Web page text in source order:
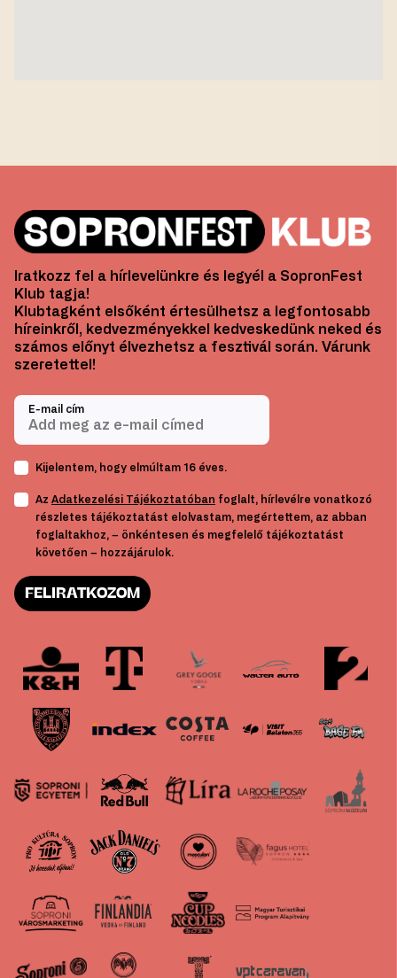
Iratkozz fel a hírlevelünkre és legyél a SopronFest
Klub tagja!
Klubtagként elsőként értesülhetsz a legfontosabb
híreinkről, kedvezményekkel kedveskedünk neked és
számos előnyt élvezhetsz a fesztivál során. Várunk
szeretettel!
E-mail cím
Kijelentem, hogy elmúltam 16 éves.
Az Adatkezelési Tájékoztatóban foglalt, hírlevélre vonatkozó
részletes tájékoztatást elolvastam, megértettem, az abban
foglaltakhoz, – önkéntesen és megfelelő tájékoztatást
követően – hozzájárulok.
FELIRATKOZOM